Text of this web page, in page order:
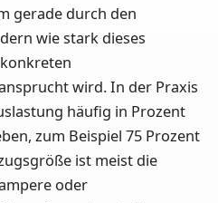
gerade durch den
wie stark dieses
wird. In der Praxis
häufig in Prozent
zum Beispiel 75 Prozent
ist meist die
oder